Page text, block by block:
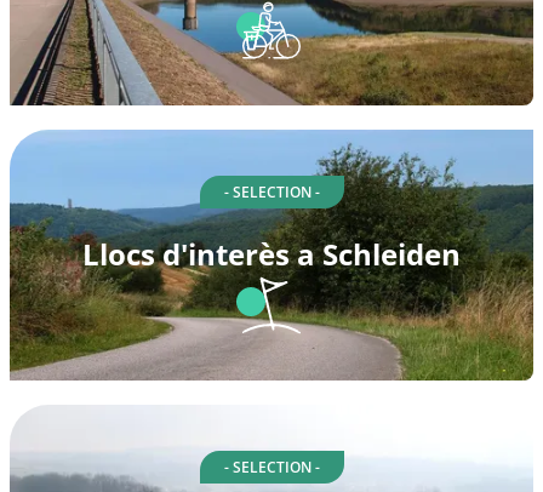
- SELECTION -
Llocs d'interès a Schleiden
- SELECTION -